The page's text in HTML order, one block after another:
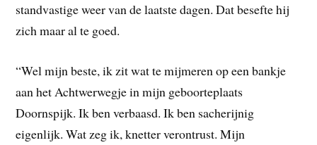
standvastige weer van de laatste dagen. Dat besefte hij
zich maar al te goed.
“Wel mijn beste, ik zit wat te mijmeren op een bankje
aan het Achtwerwegje in mijn geboorteplaats
Doornspijk. Ik ben verbaasd. Ik ben sacherijnig
eigenlijk. Wat zeg ik, knetter verontrust. Mijn